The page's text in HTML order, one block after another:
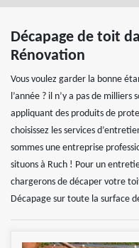
Décapage de toit
Rénovation
Vous voulez garder la bonne
l’année ? il n’y a pas de
appliquant des produits de
choisissez les services
sommes une entreprise
situons à Ruch ! Pour un
chargerons de décaper votre
Décapage sur toute la surface